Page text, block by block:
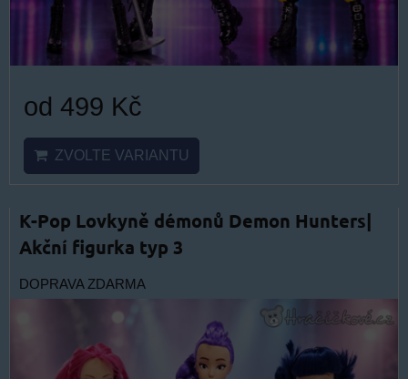
od 499 Kč
ZVOLTE VARIANTU
K-Pop Lovkyně démonů Demon Hunters|
Akční figurka typ 3
DOPRAVA ZDARMA